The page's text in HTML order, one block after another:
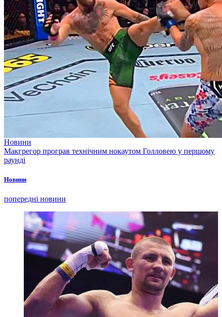
Новини
Макгрегор програв технічним нокаутом Голловею у першому
раунді
Новини
попередні новини